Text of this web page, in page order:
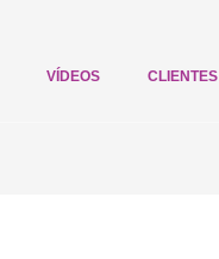
VÍDEOS CLIENTES